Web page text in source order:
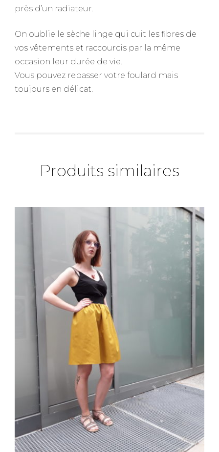
près d’un radiateur.
On oublie le sèche linge qui cuit les fibres de
vos vêtements et raccourcis par la même
occasion leur durée de vie.
Vous pouvez repasser votre foulard mais
toujours en délicat.
Produits similaires